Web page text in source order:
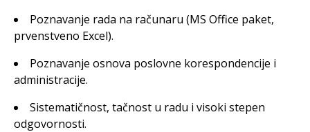
Poznavanje rada na računaru (MS Office paket,
prvenstveno Excel).
Poznavanje osnova poslovne korespondencije i
administracije.
Sistematičnost, tačnost u radu i visoki stepen
odgovornosti.